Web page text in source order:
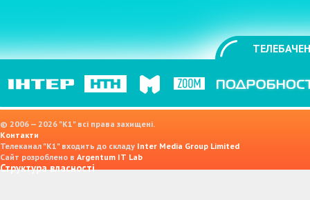
© 2006 — 2026 "K1" всі права захищені.
Контакти
Телеканал "К1" входить до складу Inter Media Group Limited
Сайт розроблено в Argentum IT Lab
Структура власності